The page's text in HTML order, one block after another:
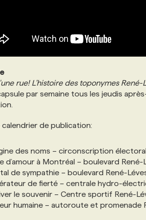
rue! L’histoire des toponymes René-
par semaine tous les jeudis
calendrier de publication:
des noms – circonscription
d’amour à Montréal – boulevard René-
de sympathie – boulevard René-
de fierté – centrale hydro-
le souvenir – Centre sportif René-
humaine – autoroute et promenade